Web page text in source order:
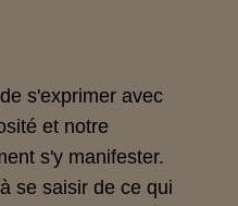
s'exprimer avec
et notre
s'y manifester.
se saisir de ce qui